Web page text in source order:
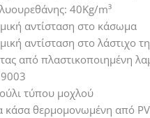
40Kg/m³
αντίσταση στο κάσωμα
αντίσταση στο λάστιχο
από πλαστικοποιημένη
τύπου μοχλού
κάσα θερμομονωμένη από